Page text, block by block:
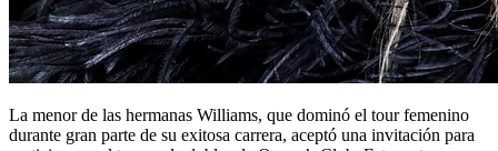
La menor de las hermanas Williams, que dominó el tour femenino
durante gran parte de su exitosa carrera, aceptó una invitación para